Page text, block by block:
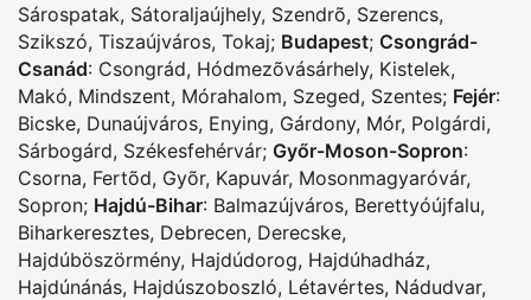
Sárospatak, Sátoraljaújhely, Szendrõ, Szerencs,
Szikszó, Tiszaújváros, Tokaj; Budapest; Csongrád-
Csanád: Csongrád, Hódmezõvásárhely, Kistelek,
Makó, Mindszent, Mórahalom, Szeged, Szentes; Fejér:
Bicske, Dunaújváros, Enying, Gárdony, Mór, Polgárdi,
Sárbogárd, Székesfehérvár; Győr-Moson-Sopron:
Csorna, Fertõd, Gyõr, Kapuvár, Mosonmagyaróvár,
Sopron; Hajdú-Bihar: Balmazújváros, Berettyóújfalu,
Biharkeresztes, Debrecen, Derecske,
Hajdúböszörmény, Hajdúdorog, Hajdúhadház,
Hajdúnánás, Hajdúszoboszló, Létavértes, Nádudvar,